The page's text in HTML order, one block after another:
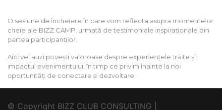
O sesiune de încheiere în care vom reflecta asupra momentelor
cheie ale BIZZ.CAMP, urmată de testimoniale inspiraționale din
partea participanților.
Aici vei auzi povești valoroase despre experiențele trăite și
impactul evenimentului, în timp ce privim înainte la noi
oportunități de conectare și dezvoltare.
© Copyright BIZZ CLUB CONSULTING |